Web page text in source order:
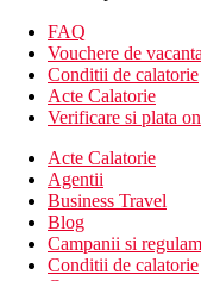
Divertisment
Program de animatie
Mese
All Inclusive
Mic dejun,
Mic dejun
In timpul zilei,
patiserie dulci
Bauturi
FAQ
Vouchere de vacanta
Conditii de calatorie
Acte Calatorie
Verificare si plata
Acte Calatorie
Agentii
Business Travel
Blog
Campanii si
Conditii de calatorie